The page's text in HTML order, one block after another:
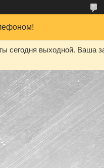
сегодня выходной. Ваша